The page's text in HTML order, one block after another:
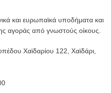
και ευρωπαϊκά υποδήματα και
αγοράς από γνωστούς οίκους.
Χαϊδαρίου 122, Χαϊδάρι,